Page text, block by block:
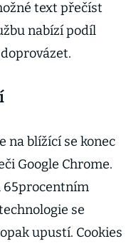
text přečíst
nabízí podíl
blížící se konec
Google Chrome.
65procentním
se
upustí. Cookies